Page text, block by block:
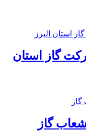
گاز استان
گاز